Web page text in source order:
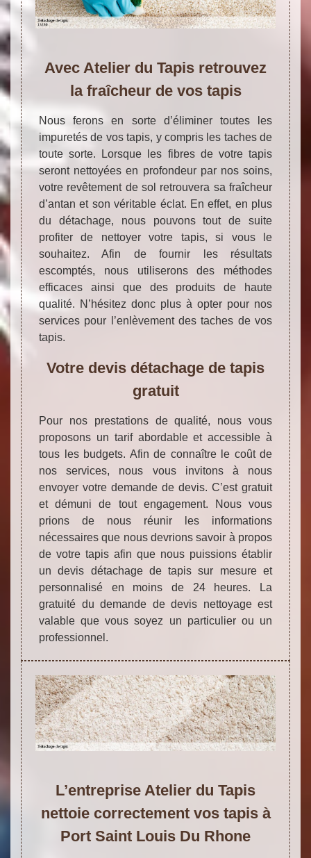
Avec Atelier du Tapis retrouvez
la fraîcheur de vos tapis
Nous ferons en sorte d’éliminer toutes les
impuretés de vos tapis, y compris les taches de
toute sorte. Lorsque les fibres de votre tapis
seront nettoyées en profondeur par nos soins,
votre revêtement de sol retrouvera sa fraîcheur
d’antan et son véritable éclat. En effet, en plus
du détachage, nous pouvons tout de suite
profiter de nettoyer votre tapis, si vous le
souhaitez. Afin de fournir les résultats
escomptés, nous utiliserons des méthodes
efficaces ainsi que des produits de haute
qualité. N’hésitez donc plus à opter pour nos
services pour l’enlèvement des taches de vos
tapis.
Votre devis détachage de tapis
gratuit
Pour nos prestations de qualité, nous vous
proposons un tarif abordable et accessible à
tous les budgets. Afin de connaître le coût de
nos services, nous vous invitons à nous
envoyer votre demande de devis. C’est gratuit
et démuni de tout engagement. Nous vous
prions de nous réunir les informations
nécessaires que nous devrions savoir à propos
de votre tapis afin que nous puissions établir
un devis détachage de tapis sur mesure et
personnalisé en moins de 24 heures. La
gratuité du demande de devis nettoyage est
valable que vous soyez un particulier ou un
professionnel.
L’entreprise Atelier du Tapis
nettoie correctement vos tapis à
Port Saint Louis Du Rhone